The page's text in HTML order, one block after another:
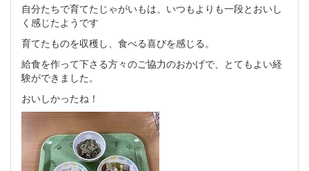
自分たちで育てたじゃがいもは、いつもよりも一段とおいし
く感じたようです
育てたものを収穫し、食べる喜びを感じる。
給食を作って下さる方々のご協力のおかげで、とてもよい経
験ができました。
おいしかったね！